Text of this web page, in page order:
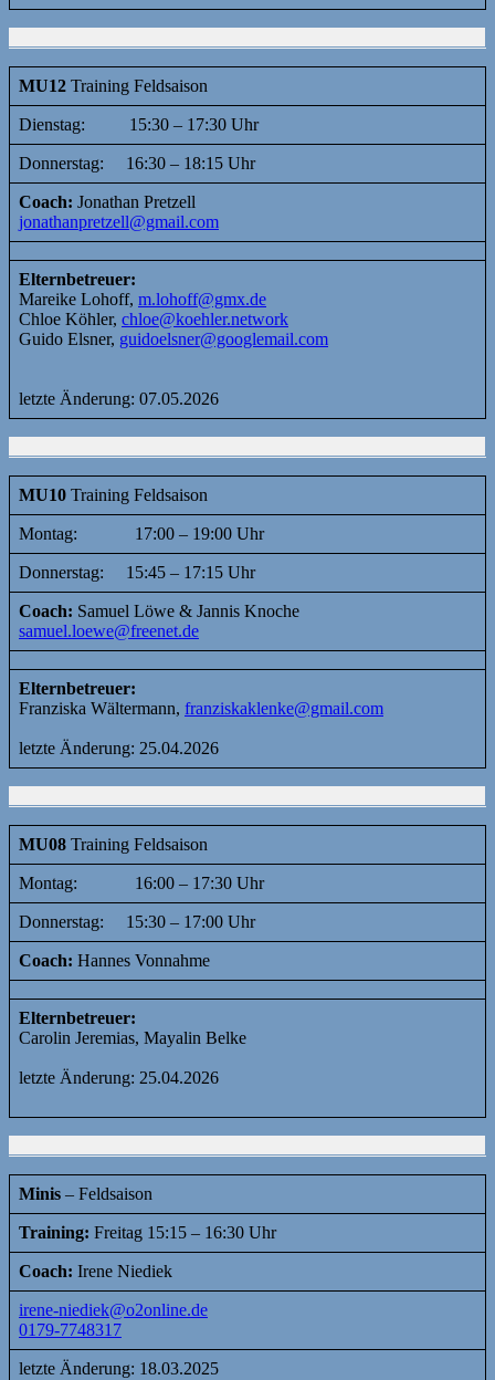
MU12 Training Feldsaison
Dienstag: 15:30 – 17:30 Uhr
Donnerstag: 16:30 – 18:15 Uhr
Coach: Jonathan Pretzell
jonathanpretzell@gmail.com
Elternbetreuer:
Mareike Lohoff, m.lohoff@gmx.de
Chloe Köhler, chloe@koehler.network
Guido Elsner, guidoelsner@googlemail.com
letzte Änderung: 07.05.2026
MU10 Training Feldsaison
Montag: 17:00 – 19:00 Uhr
Donnerstag: 15:45 – 17:15 Uhr
Coach: Samuel Löwe & Jannis Knoche
samuel.loewe@freenet.de
Elternbetreuer:
Franziska Wältermann, franziskaklenke@gmail.com
letzte Änderung: 25.04.2026
MU08 Training Feldsaison
Montag: 16:00 – 17:30 Uhr
Donnerstag: 15:30 – 17:00 Uhr
Coach: Hannes Vonnahme
Elternbetreuer:
Carolin Jeremias, Mayalin Belke
letzte Änderung: 25.04.2026
Minis – Feldsaison
Training: Freitag 15:15 – 16:30 Uhr
Coach: Irene Niediek
irene-niediek@o2online.de
0179-7748317
letzte Änderung: 18.03.2025